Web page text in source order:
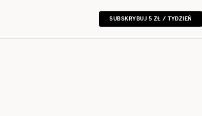
SUBSKRYBUJ 5 ZŁ / TYDZIEŃ